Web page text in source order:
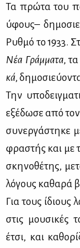
Τα πρώ­τα του
ύφους–
Ρυθ­μό το 1933.
Νέα Γράμ­μα­τα, τα
κά,
Την
εξέ­δω­σε από τον
συ­νερ­γά­στη­κε
φρα­στής και με
σκη­νο­θέ­της,
λό­γους κα­θα­ρά
Για τους
στις μου­σι­κές
έτσι, και